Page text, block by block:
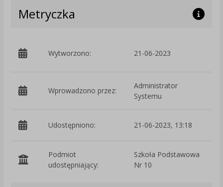
Metryczka
Wytworzono: 21-06-2023
Wprowadzono przez:
Administrator
Systemu
Udostępniono: 21-06-2023, 13:18
Podmiot
udostępniający:
Szkoła Podstawowa
Nr 10